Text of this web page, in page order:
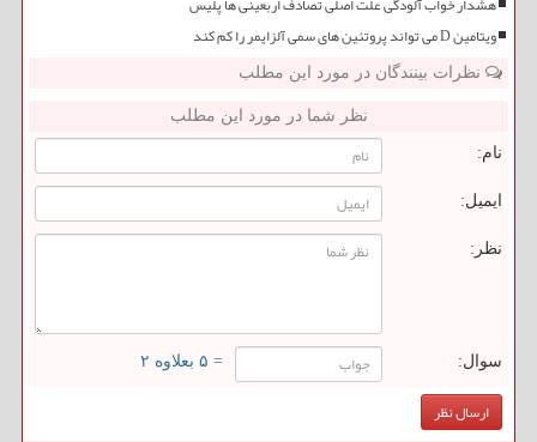
ویتامین D می تواند پروتئین های سمی آلزایمر را کم کند
نظرات بینندگان در مورد این مطلب
نظر شما در مورد این مطلب
نام:
ایمیل:
نظر:
سوال: = ۵ بعلاوه ۲